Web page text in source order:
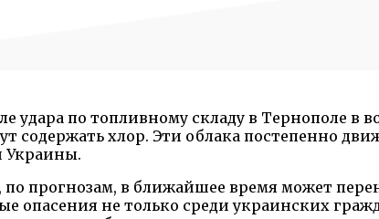
по топливному складу в Тернополе в
содержать хлор. Эти облака постепенно
Украины.
прогнозам, в ближайшее время может
опасения не только среди украинских